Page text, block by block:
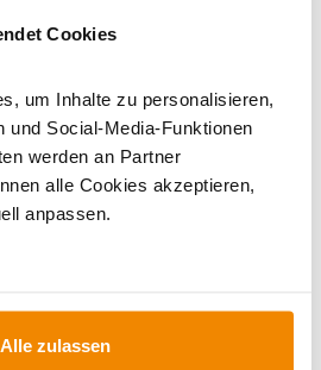
Cookies
um Inhalte zu personalisieren,
und Social-Media-Funktionen
werden an Partner
alle Cookies akzeptieren,
anpassen.
Alle zulassen
mm Anschluss hinten